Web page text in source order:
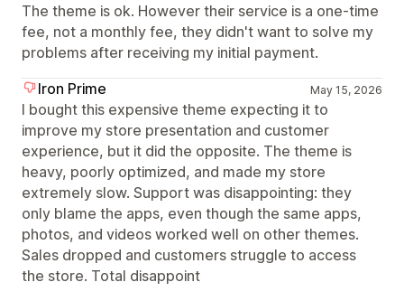
The theme is ok. However their service is a one-time
fee, not a monthly fee, they didn't want to solve my
problems after receiving my initial payment.
Iron Prime
May 15, 2026
I bought this expensive theme expecting it to
improve my store presentation and customer
experience, but it did the opposite. The theme is
heavy, poorly optimized, and made my store
extremely slow. Support was disappointing: they
only blame the apps, even though the same apps,
photos, and videos worked well on other themes.
Sales dropped and customers struggle to access
the store. Total disappoint